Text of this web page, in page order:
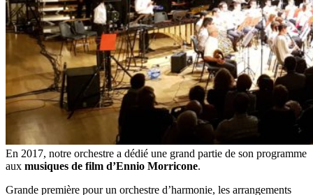
En 2017, notre orchestre a dédié une grand partie de son programme
aux musiques de film d’Ennio Morricone.
Grande première pour un orchestre d’harmonie, les arrangements